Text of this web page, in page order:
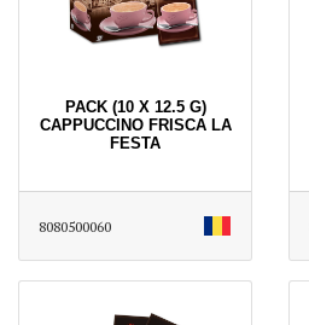
PACK (10 X 12.5 G)
CAPPUCCINO FRISCA LA
FESTA
8080500060